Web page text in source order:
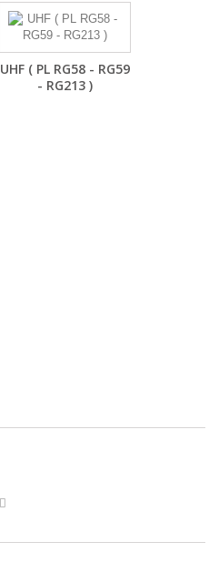
UHF ( PL RG58 - RG59
- RG213 )